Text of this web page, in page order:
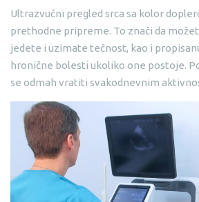
Ultrazvučni pregled srca sa kolor
prethodne pripreme. To znači da
jedete i uzimate tečnost, kao i
hronične bolesti ukoliko one postoje.
se odmah vratiti svakodnevnim